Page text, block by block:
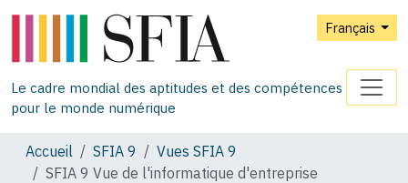
Français
Le cadre mondial des aptitudes et des compétences
pour le monde numérique
Accueil SFIA 9
Vues SFIA 9
SFIA 9 Vue de l'informatique d'entreprise